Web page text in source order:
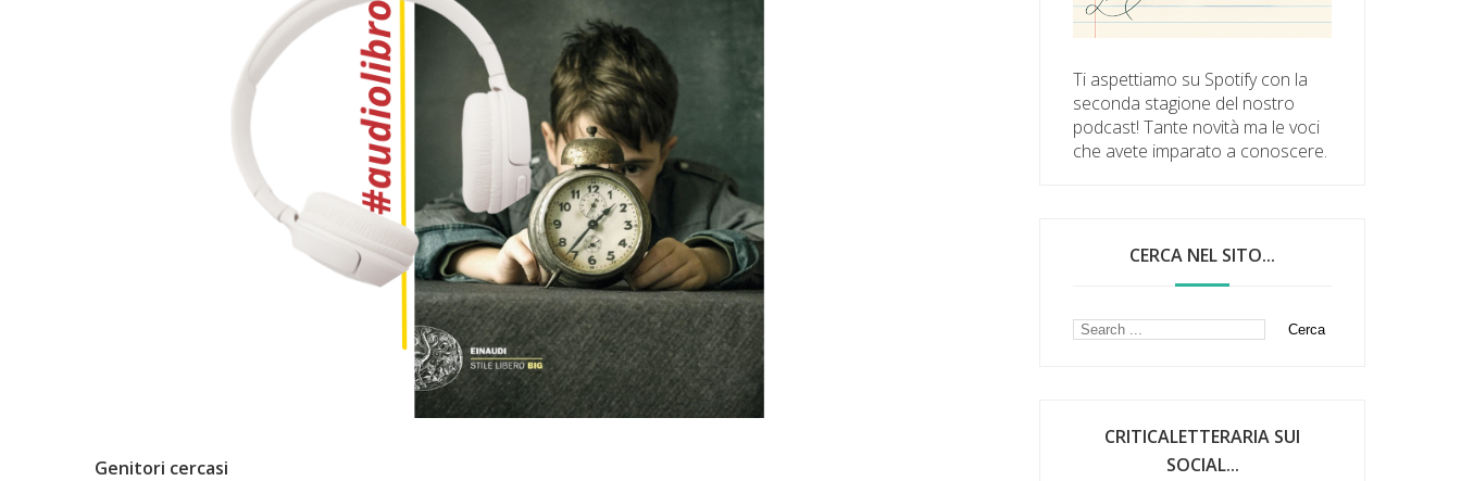
Genitori cercasi
Ti aspettiamo su Spotify con la
seconda stagione del nostro
podcast! Tante novità ma le voci
che avete imparato a conoscere.
CERCA NEL SITO...
CRITICALETTERARIA SUI
SOCIAL...